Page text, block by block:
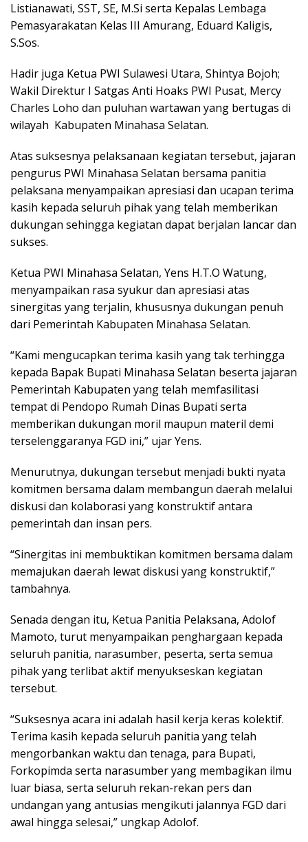
Listianawati, SST, SE, M.Si serta Kepalas Lembaga
Pemasyarakatan Kelas III Amurang, Eduard Kaligis,
S.Sos.
Hadir juga Ketua PWI Sulawesi Utara, Shintya Bojoh;
Wakil Direktur I Satgas Anti Hoaks PWI Pusat, Mercy
Charles Loho dan puluhan wartawan yang bertugas di
wilayah Kabupaten Minahasa Selatan.
Atas suksesnya pelaksanaan kegiatan tersebut, jajaran
pengurus PWI Minahasa Selatan bersama panitia
pelaksana menyampaikan apresiasi dan ucapan terima
kasih kepada seluruh pihak yang telah memberikan
dukungan sehingga kegiatan dapat berjalan lancar dan
sukses.
Ketua PWI Minahasa Selatan, Yens H.T.O Watung,
menyampaikan rasa syukur dan apresiasi atas
sinergitas yang terjalin, khususnya dukungan penuh
dari Pemerintah Kabupaten Minahasa Selatan.
“Kami mengucapkan terima kasih yang tak terhingga
kepada Bapak Bupati Minahasa Selatan beserta jajaran
Pemerintah Kabupaten yang telah memfasilitasi
tempat di Pendopo Rumah Dinas Bupati serta
memberikan dukungan moril maupun materil demi
terselenggaranya FGD ini,” ujar Yens.
Menurutnya, dukungan tersebut menjadi bukti nyata
komitmen bersama dalam membangun daerah melalui
diskusi dan kolaborasi yang konstruktif antara
pemerintah dan insan pers.
“Sinergitas ini membuktikan komitmen bersama dalam
memajukan daerah lewat diskusi yang konstruktif,”
tambahnya.
Senada dengan itu, Ketua Panitia Pelaksana, Adolof
Mamoto, turut menyampaikan penghargaan kepada
seluruh panitia, narasumber, peserta, serta semua
pihak yang terlibat aktif menyukseskan kegiatan
tersebut.
“Suksesnya acara ini adalah hasil kerja keras kolektif.
Terima kasih kepada seluruh panitia yang telah
mengorbankan waktu dan tenaga, para Bupati,
Forkopimda serta narasumber yang membagikan ilmu
luar biasa, serta seluruh rekan-rekan pers dan
undangan yang antusias mengikuti jalannya FGD dari
awal hingga selesai,” ungkap Adolof.